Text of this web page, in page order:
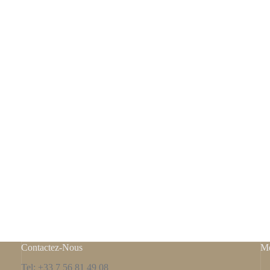
Contactez-Nous
Tel: +33 7 56 81 49 08